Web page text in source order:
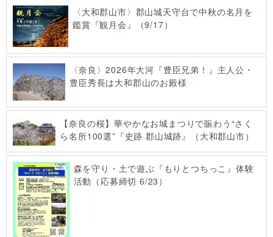
〈大和郡山市〉郡山城天守台で中秋の名月を
鑑賞『観月会』（9/17）
〈奈良〉2026年大河『豊臣兄弟！』主人公・
豊臣秀長は大和郡山のお殿様
【奈良の桜】華やかなお城まつりで賑わう“さく
ら名所100選”『史跡 郡山城跡』（大和郡山市）
森を守り・土で遊ぶ『もりとつちっこ』体験
活動（応募締切 6/23）